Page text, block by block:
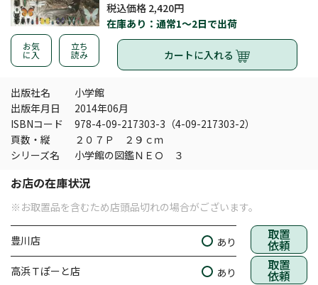
お気
に入
立ち
読み
税込価格 2,420円
在庫あり：通常1～2日で出荷
カートに入れる
出版社名
小学館
出版年月日
2014年06月
ISBNコード
978-4-09-217303-3（4-09-217303-2）
頁数・縦
２０７Ｐ ２９ｃｍ
シリーズ名
小学館の図鑑ＮＥＯ ３
お店の在庫状況
※お取置品を含むため店頭品切れの場合がございます。
豊川店 あり 取置
依頼
高浜Ｔぽーと店 あり 取置
依頼